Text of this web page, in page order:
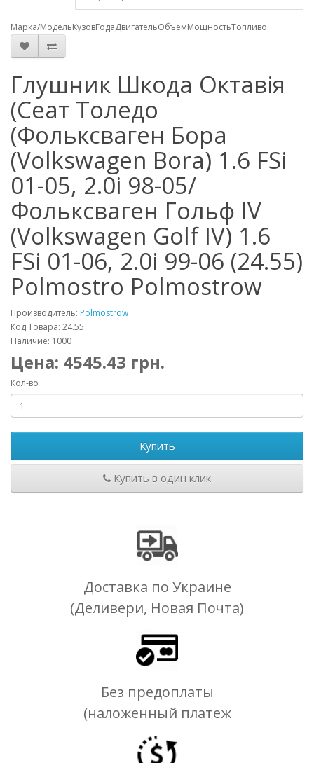
Марка/МодельКузовГодаДвигательОбъемМощностьТопливо
Глушник Шкода Октавія
(Сеат Толедо
(Фольксваген Бора
(Volkswagen Bora) 1.6 FSi
01-05, 2.0i 98-05/
Фольксваген Гольф IV
(Volkswagen Golf IV) 1.6
FSi 01-06, 2.0i 99-06 (24.55)
Polmostro Polmostrow
Производитель: Polmostrow
Код Товара: 24.55
Наличие: 1000
Цена: 4545.43 грн.
Кол-во
Купить
Купить в один клик
Доставка по Украине
(Деливери, Новая Почта)
Без предоплаты
(наложенный платеж